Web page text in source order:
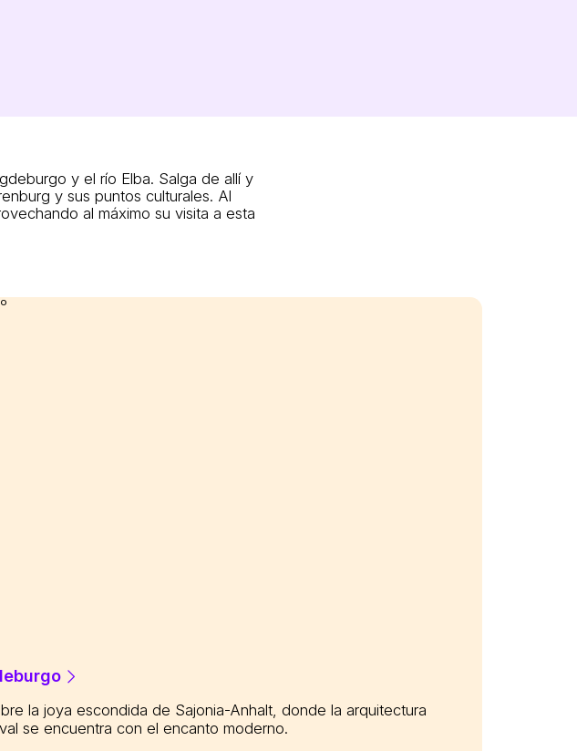
y el río Elba. Salga de allí y
y sus puntos culturales. Al
al máximo su visita a esta
la joya escondida de Sajonia-Anhalt, donde la arquitectura
se encuentra con el encanto moderno.